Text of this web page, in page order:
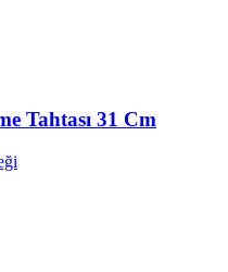
Tahtası 31 Cm